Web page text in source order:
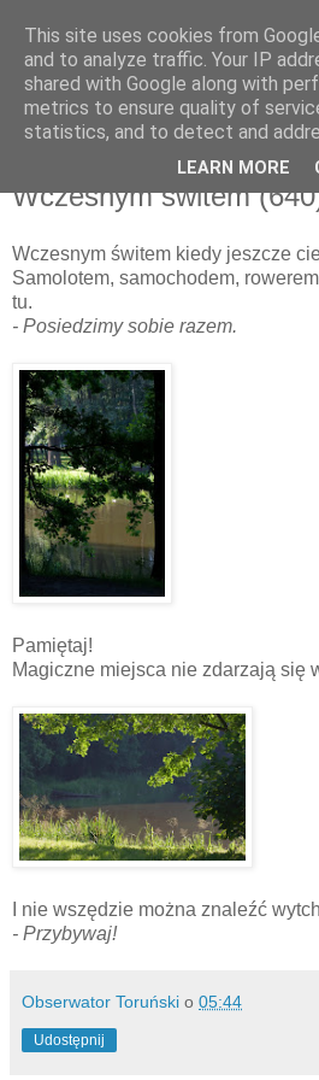
poniedziałek, 11 lipca 2011
Wczesnym świtem
Wczesnym świtem kiedy jeszcze
Samolotem, samochodem,
tu.
- Posiedzimy sobie razem.
Pamiętaj!
Magiczne miejsca nie zdarzają się
I nie wszędzie można znaleźć
- Przybywaj!
Obserwator Toruński o 05:44
Udostępnij
This site uses cookies from
and to analyze traffic. Your IP
shared with Google along with
metrics to ensure quality of
statistics, and to detect and
LEARN MORE